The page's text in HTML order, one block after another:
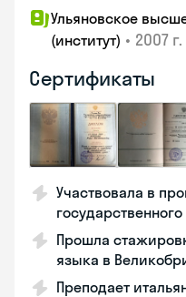
Ульяновское
(институт) • 2007 г.
Сертификаты
Участвовала в
Прошла
языка в
Преподает